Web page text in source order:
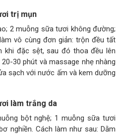
trị mụn
2 muỗng sữa tươi không đường;
vô cùng đơn giản: trộn đều tất
khi đặc sệt, sau đó thoa đều lên
30 phút và massage nhẹ nhàng
sạch với nước ấm và kem dưỡng
làm trắng da
bột nghệ; 1 muỗng sữa tươi
nghiền. Cách làm như sau: Dằm